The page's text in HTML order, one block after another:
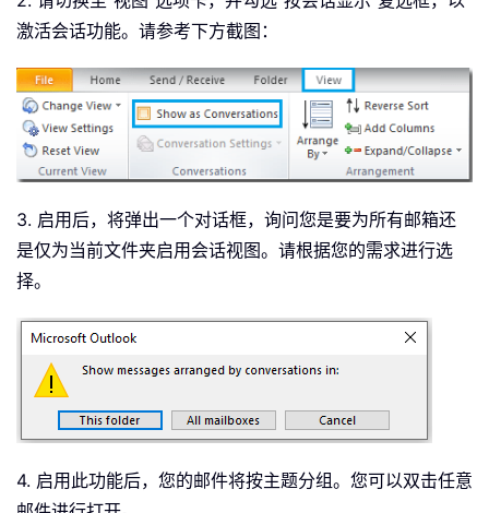
激活会话功能。请参考下方截图：
3. 启用后，将弹出一个对话框，询问您是要为所有邮箱还
是仅为当前文件夹启用会话视图。请根据您的需求进行选
择。
4. 启用此功能后，您的邮件将按主题分组。您可以双击任意